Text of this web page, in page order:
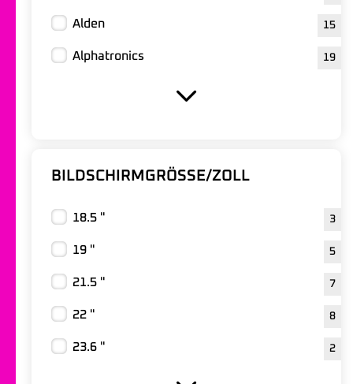
Alden 15
Alphatronics 19
BILDSCHIRMGRÖSSE/ZOLL
18.5 " 3
19 " 5
21.5 " 7
22 " 8
23.6 " 2